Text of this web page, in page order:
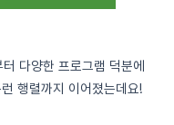
다양한 프로그램 덕분에
행렬까지 이어졌는데요!